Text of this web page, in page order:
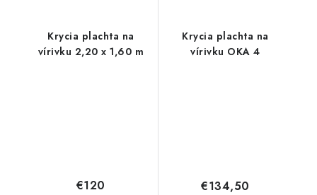
Krycia plachta na
vírivku 2,20 x 1,60 m
€120
Krycia plachta na
vírivku OKA 4
€134,50